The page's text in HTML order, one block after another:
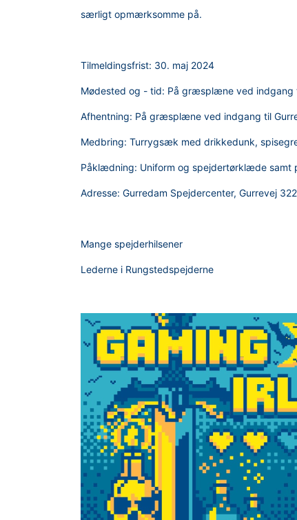
særligt opmærksomme på.
Tilmeldingsfrist: 30. maj 2024
Mødested og - tid: På græsplæne ved indgang
Afhentning: På græsplæne ved indgang til
Medbring: Turrygsæk med drikkedunk,
Påklædning: Uniform og spejdertørklæde samt
Adresse: Gurredam Spejdercenter, Gurrevej
Mange spejderhilsener
Lederne i Rungstedspejderne